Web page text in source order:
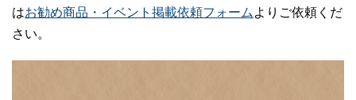
はお勧め商品・イベント掲載依頼フォーム よりご依頼くだ
さい。